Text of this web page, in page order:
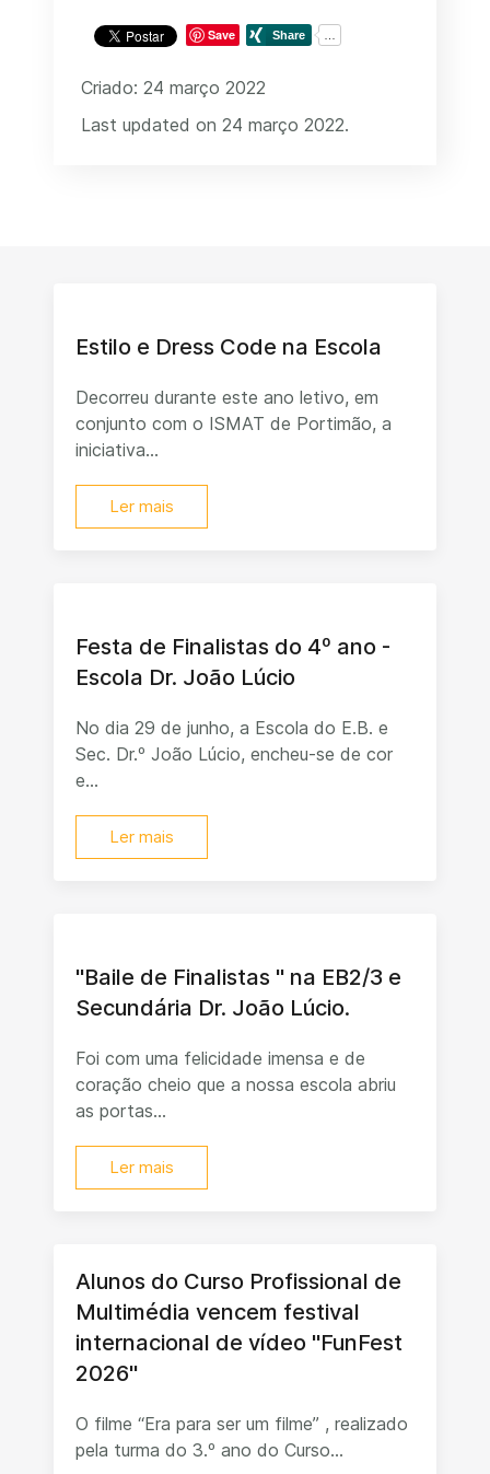
Save
Criado: 24 março 2022
Last updated on 24 março 2022.
Estilo e Dress Code na Escola
Decorreu durante este ano letivo, em
conjunto com o ISMAT de Portimão, a
iniciativa...
Ler mais
Festa de Finalistas do 4º ano -
Escola Dr. João Lúcio
No dia 29 de junho, a Escola do E.B. e
Sec. Dr.º João Lúcio, encheu-se de cor
e...
Ler mais
"Baile de Finalistas " na EB2/3 e
Secundária Dr. João Lúcio.
Foi com uma felicidade imensa e de
coração cheio que a nossa escola abriu
as portas...
Ler mais
Alunos do Curso Profissional de
Multimédia vencem festival
internacional de vídeo "FunFest
2026"
O filme “Era para ser um filme” , realizado
pela turma do 3.º ano do Curso...